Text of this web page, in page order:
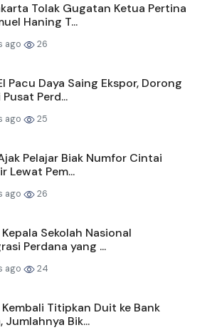
Tolak Gugatan Ketua Pertina
Haning T...
ago 26
Pacu Daya Saing Ekspor, Dorong
Perd...
ago 25
Pelajar Biak Numfor Cintai
Lewat Pem...
ago 26
Sekolah Nasional
Perdana yang ...
ago 24
Kembali Titipkan Duit ke Bank
Jumlahnya Bik...